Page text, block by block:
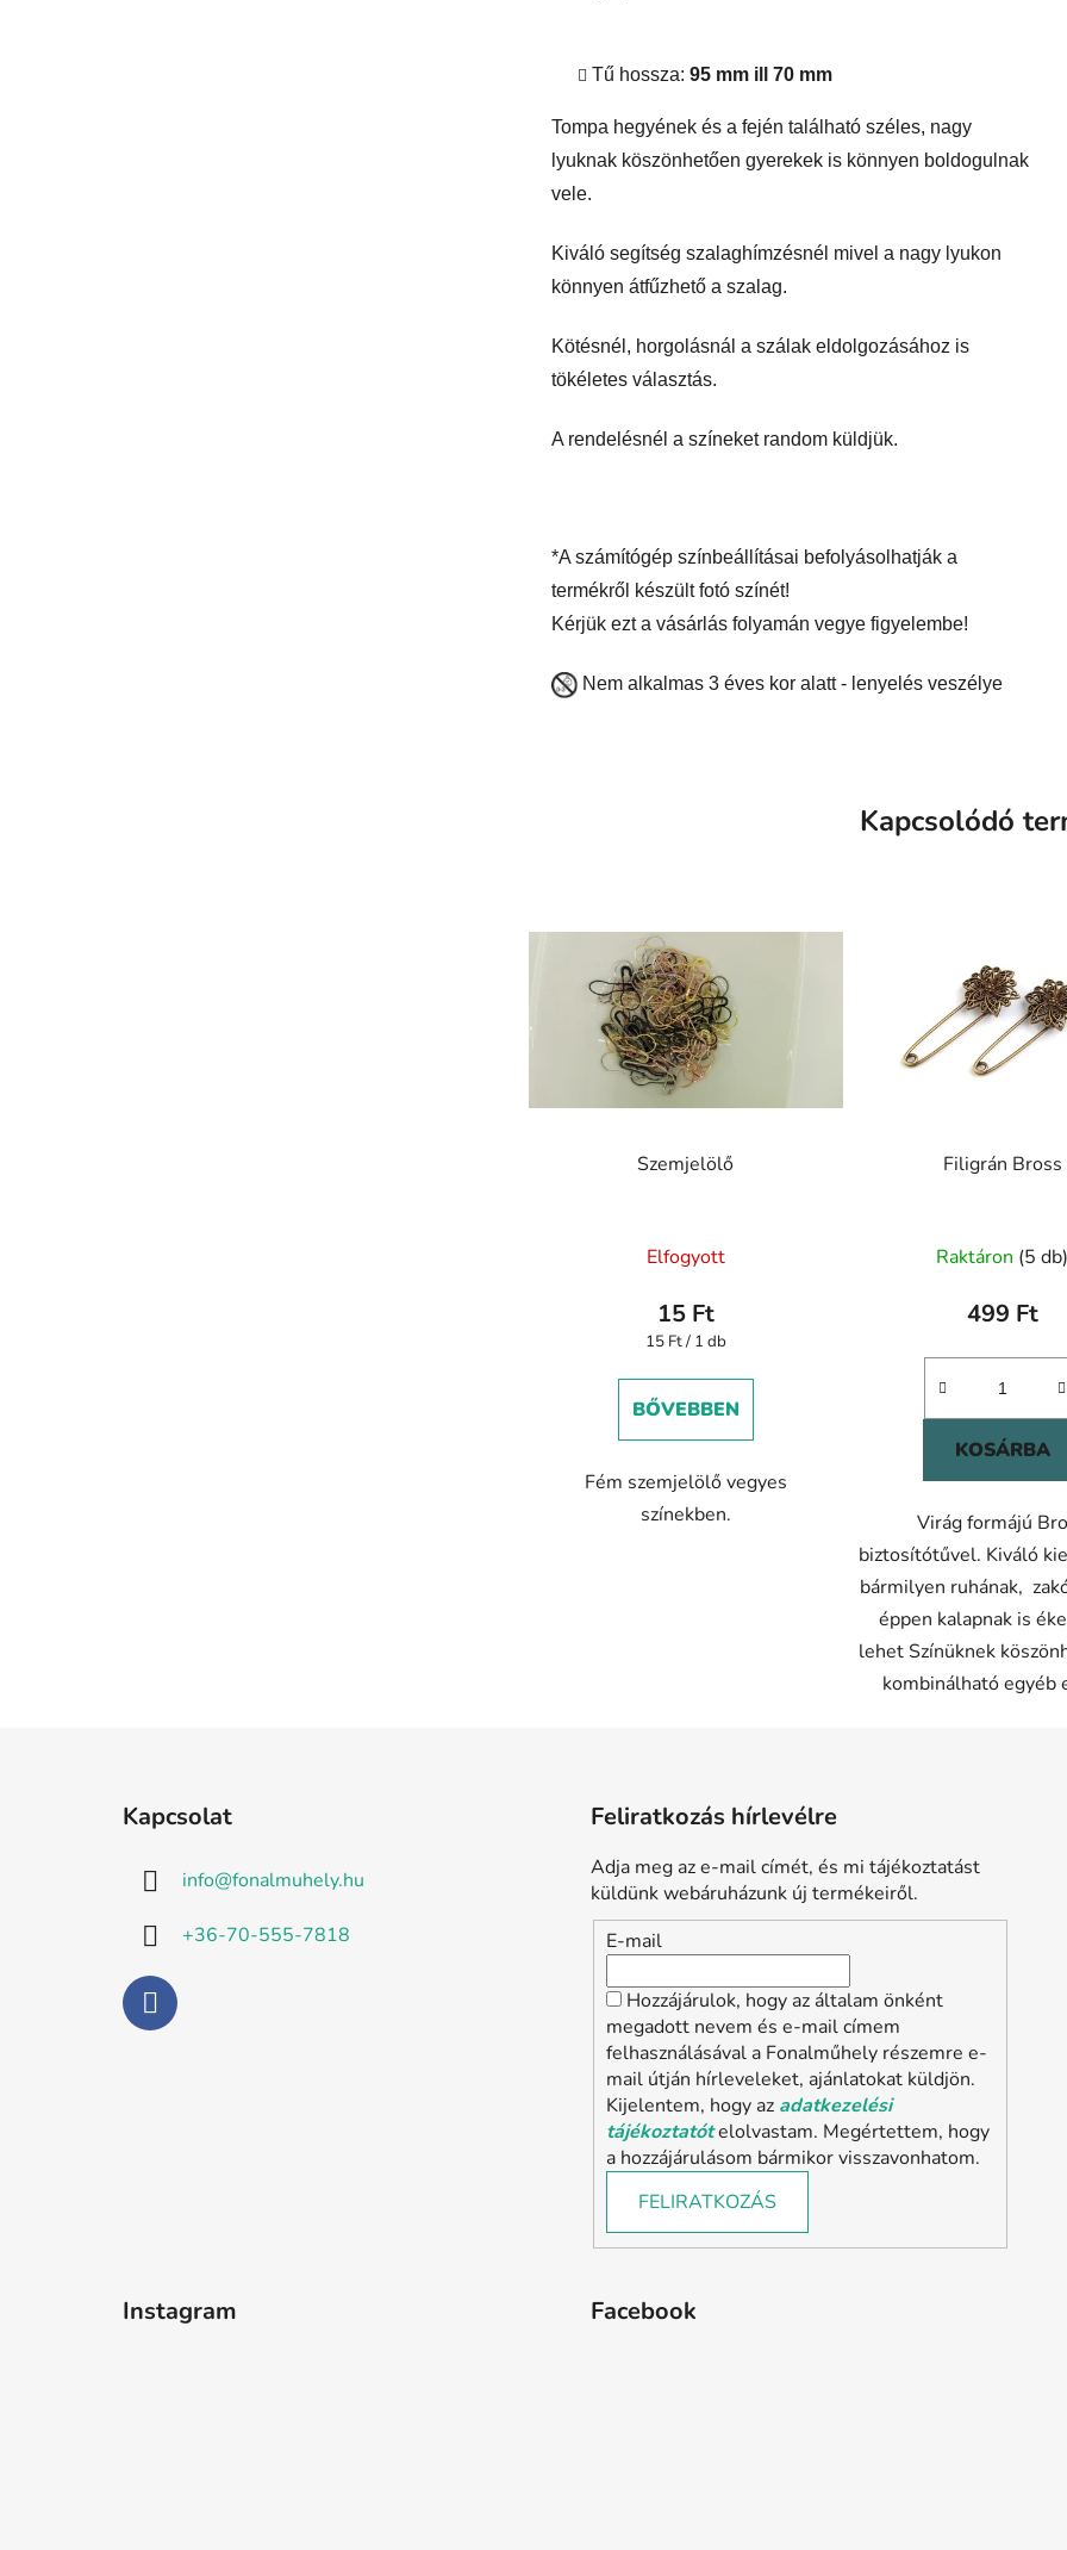
Tű hossza: 95 mm ill 70 mm
Tompa hegyének és a fején található széles, nagy
lyuknak köszönhetően gyerekek is könnyen boldogulnak
vele.
Kiváló segítség szalaghímzésnél mivel a nagy lyukon
könnyen átfűzhető a szalag.
Kötésnél, horgolásnál a szálak eldolgozásához is
tökéletes választás.
A rendelésnél a színeket random küldjük.
*A számítógép színbeállításai befolyásolhatják a
termékről készült fotó színét!
Kérjük ezt a vásárlás folyamán vegye figyelembe!
Nem alkalmas 3 éves kor alatt - lenyelés veszélye
Kapcsolódó
Szemjelölő
Elfogyott
15 Ft
Egységár:
15 Ft / 1 db
BŐVEBBEN
Fém szemjelölő vegyes
színekben.
Filigrán Bross
Raktáron (5
499 Ft
KOSÁRBA
Virág formájú
biztosítótűvel. Kiváló
bármilyen ruhának,
éppen kalapnak is
lehet Színüknek
kombinálható egyéb
Kapcsolat
info@fonalmuhely.hu
+36-70-555-7818
Feliratkozás hírlevélre
Adja meg az e-mail címét, és mi tájékoztatást
küldünk webáruházunk új termékeiről.
E-mail
Hozzájárulok, hogy az általam önként
megadott nevem és e-mail címem
felhasználásával a Fonalműhely részemre e-
mail útján hírleveleket, ajánlatokat küldjön.
Kijelentem, hogy az adatkezelési
tájékoztatótelolvastam. Megértettem, hogy
a hozzájárulásom bármikor visszavonhatom.
FELIRATKOZÁS
Instagram Facebook